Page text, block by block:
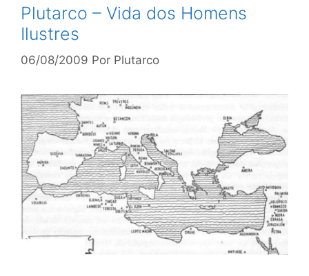
Plutarco – Vida dos Homens
Ilustres
06/08/2009 Por Plutarco